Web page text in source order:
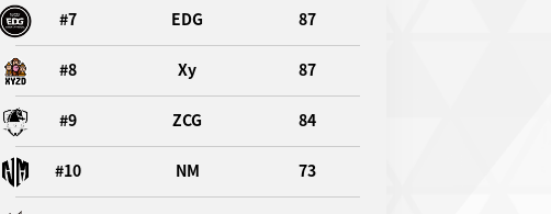
#7 EDG 87
#8 Xy 87
#9 ZCG 84
#10 NM 73